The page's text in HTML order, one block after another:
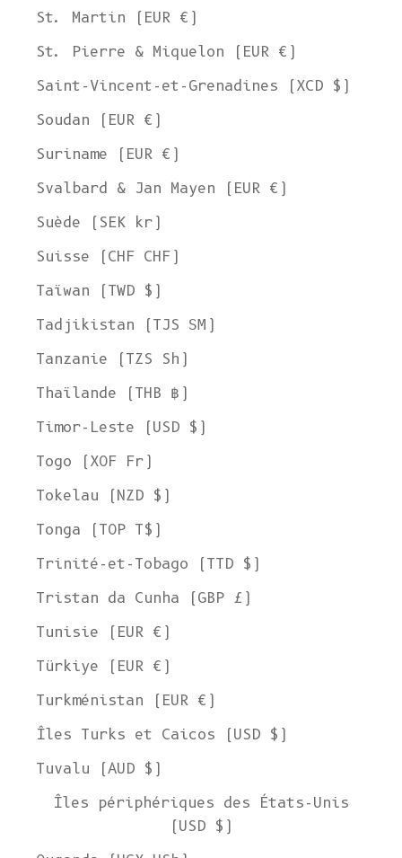
St. Martin (EUR €)
St. Pierre & Miquelon (EUR €)
Saint-Vincent-et-Grenadines (XCD $)
Soudan (EUR €)
Suriname (EUR €)
Svalbard & Jan Mayen (EUR €)
Suède (SEK kr)
Suisse (CHF CHF)
Taïwan (TWD $)
Tadjikistan (TJS ЅМ)
Tanzanie (TZS Sh)
Thaïlande (THB ฿)
Timor-Leste (USD $)
Togo (XOF Fr)
Tokelau (NZD $)
Tonga (TOP T$)
Trinité-et-Tobago (TTD $)
Tristan da Cunha (GBP £)
Tunisie (EUR €)
Türkiye (EUR €)
Turkménistan (EUR €)
Îles Turks et Caicos (USD $)
Tuvalu (AUD $)
Îles périphériques des États-Unis
(USD $)